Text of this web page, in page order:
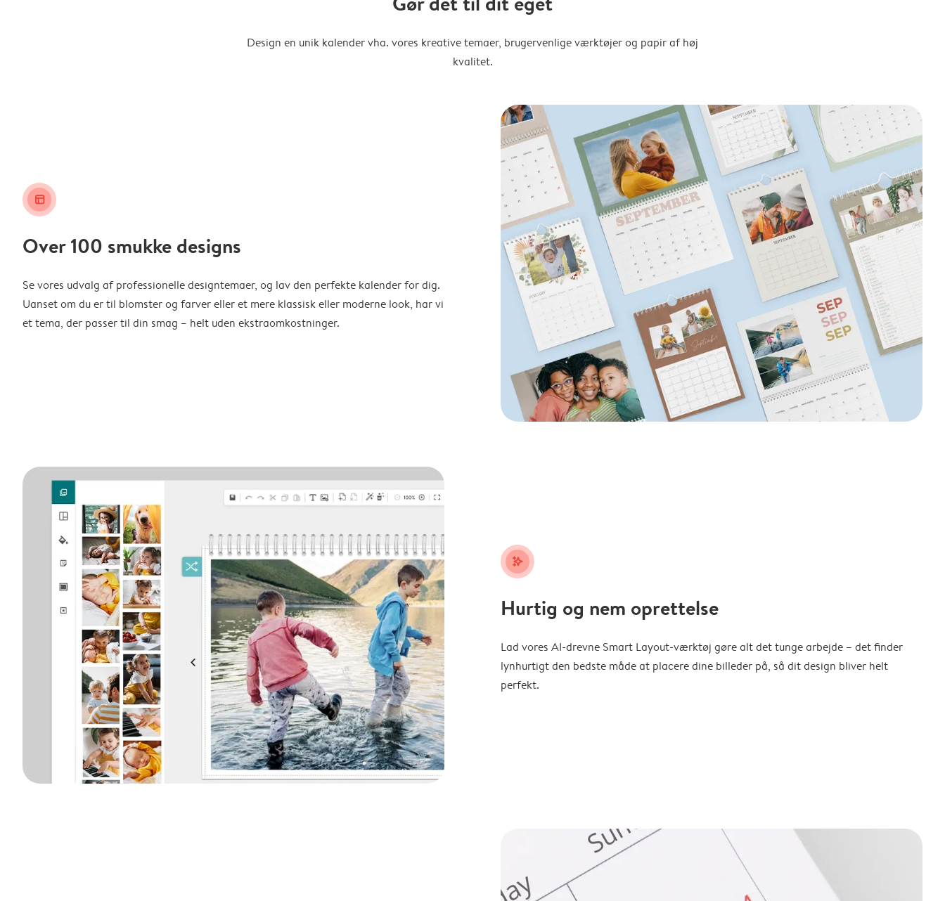
Design en unik kalender vha. vores kreative temaer, brugervenlige værktøjer og papir af høj
kvalitet.
layout_alt
Over 100 smukke designs
Se vores udvalg af professionelle designtemaer, og lav den perfekte kalender for dig.
Uanset om du er til blomster og farver eller et mere klassisk eller moderne look, har vi
et tema, der passer til din smag – helt uden ekstraomkostninger.
stars_plus
Hurtig og nem oprettelse
Lad vores AI-drevne Smart Layout-værktøj gøre alt det tunge arbejde – det finder
lynhurtigt den bedste måde at placere dine billeder på, så dit design bliver helt
perfekt.